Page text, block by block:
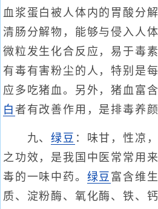
血浆蛋白被人体内的胃酸分
清肠分解物，能够与侵入人
微粒发生化合反应，易于毒
有毒有害粉尘的人，特别是
应多吃猪血。另外，猪血富
白 者有改善作用，是排毒养
九、绿豆 ：味甘，性凉
之功效，是我国中医常常用
毒的一味中药。 绿豆 富含维
质、淀粉酶、氧化酶、铁、